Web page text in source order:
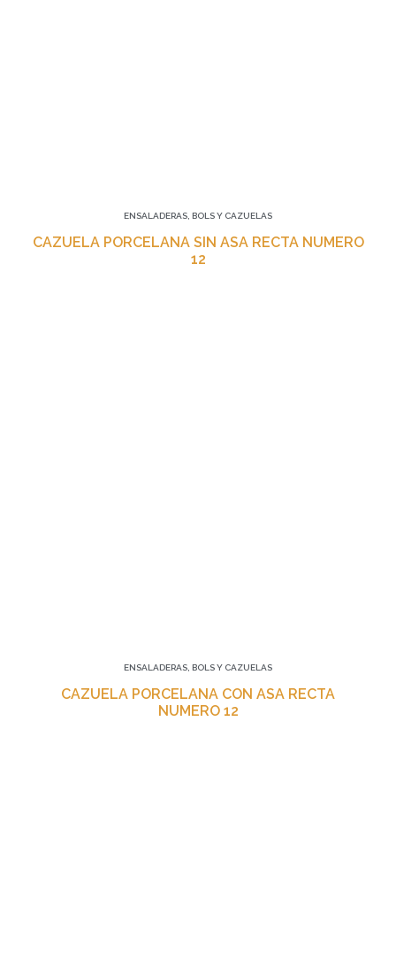
ENSALADERAS, BOLS Y CAZUELAS
CAZUELA PORCELANA SIN ASA RECTA NUMERO
12
ENSALADERAS, BOLS Y CAZUELAS
CAZUELA PORCELANA CON ASA RECTA
NUMERO 12